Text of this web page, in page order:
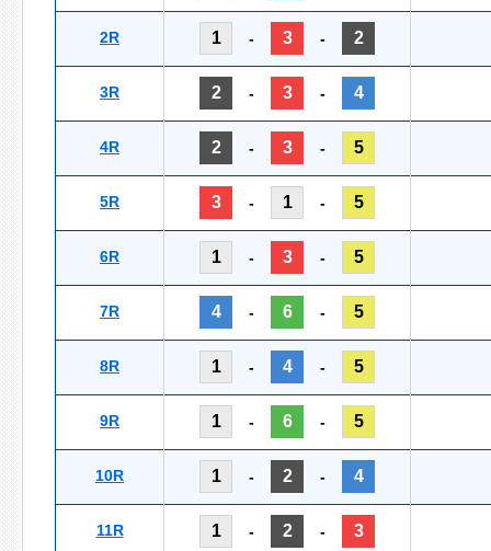
2R 1 - 3 - 2
3R 2 - 3 - 4
4R 2 - 3 - 5
5R 3 - 1 - 5
6R 1 - 3 - 5
7R 4 - 6 - 5
8R 1 - 4 - 5
9R 1 - 6 - 5
10R 1 - 2 - 4
11R 1 - 2 - 3